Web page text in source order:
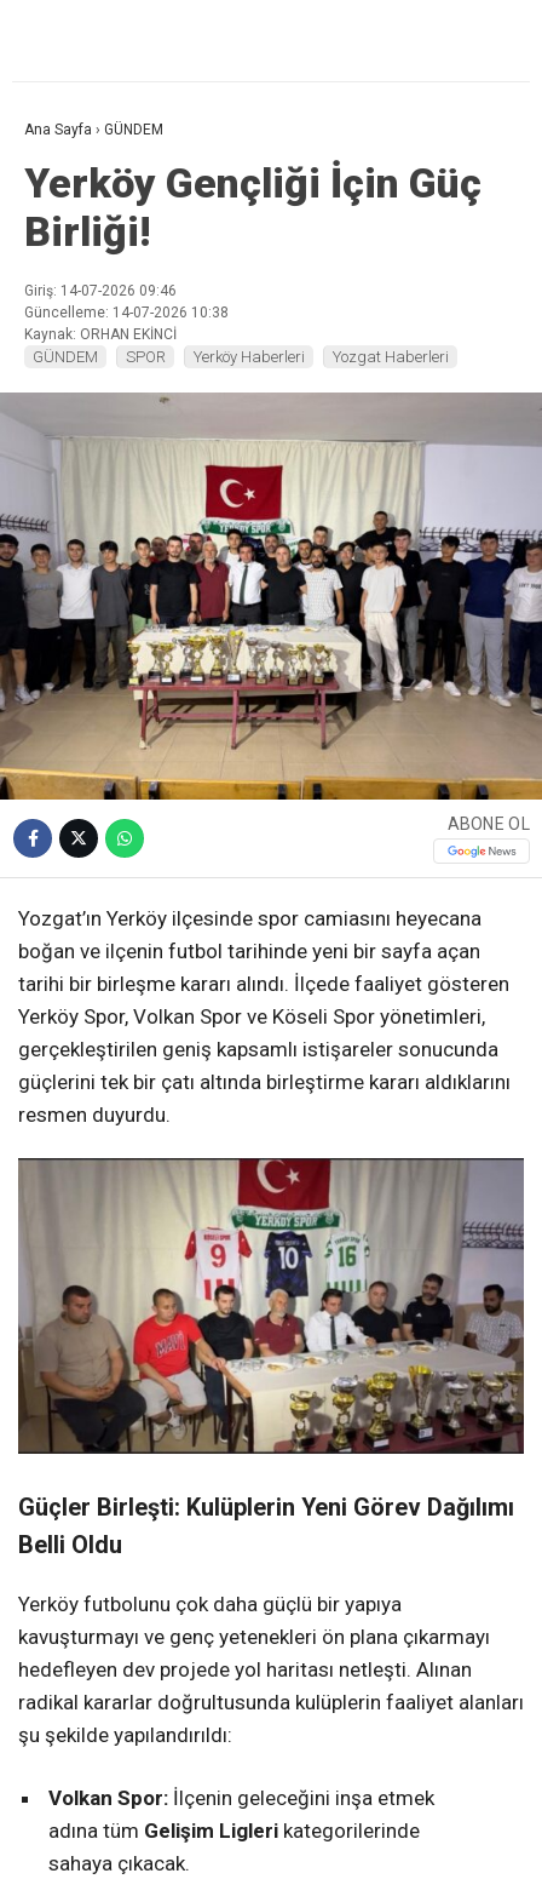
Ana Sayfa › GÜNDEM
Yerköy Gençliği İçin Güç
Birliği!
Giriş: 14-07-2026 09:46
Güncelleme: 14-07-2026 10:38
Kaynak: ORHAN EKİNCİ
GÜNDEM SPOR Yerköy Haberleri Yozgat Haberleri
ABONE OL
Yozgat’ın Yerköy ilçesinde spor camiasını heyecana
boğan ve ilçenin futbol tarihinde yeni bir sayfa açan
tarihi bir birleşme kararı alındı. İlçede faaliyet gösteren
Yerköy Spor, Volkan Spor ve Köseli Spor yönetimleri,
gerçekleştirilen geniş kapsamlı istişareler sonucunda
güçlerini tek bir çatı altında birleştirme kararı aldıklarını
resmen duyurdu.
Güçler Birleşti: Kulüplerin Yeni Görev Dağılımı
Belli Oldu
Yerköy futbolunu çok daha güçlü bir yapıya
kavuşturmayı ve genç yetenekleri ön plana çıkarmayı
hedefleyen dev projede yol haritası netleşti. Alınan
radikal kararlar doğrultusunda kulüplerin faaliyet alanları
şu şekilde yapılandırıldı:
Volkan Spor: İlçenin geleceğini inşa etmek
adına tüm Gelişim Ligleri kategorilerinde
sahaya çıkacak.